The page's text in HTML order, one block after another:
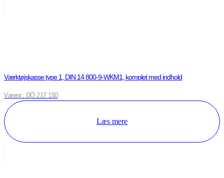
Værktøjskasse type 1, DIN 14 800-9-WKM1, komplet med indhold
Varenr.: DÖ 217 150
Læs mere